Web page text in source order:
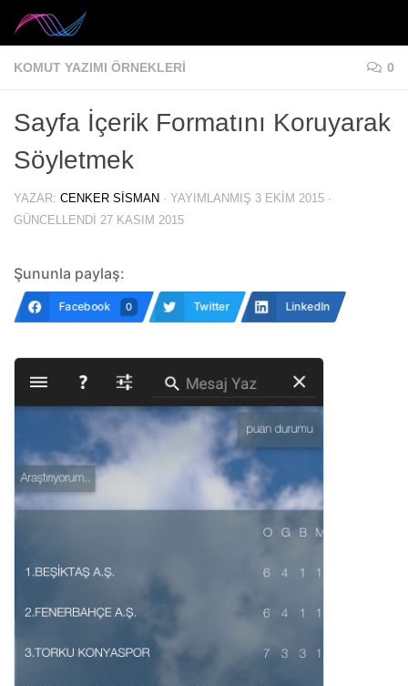
Skip to content
KOMUT YAZIMI ÖRNEKLERI 0
Sayfa İçerik Formatını Koruyarak
Söyletmek
YAZAR: CENKER SISMAN · YAYIMLANMIŞ 3 EKIM 2015 ·
GÜNCELLENDI 27 KASIM 2015
Şununla paylaş:
Facebook 0 Twitter LinkedIn